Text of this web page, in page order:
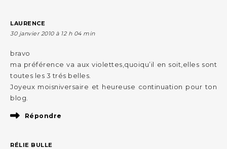
LAURENCE
30 janvier 2010 à 12 h 04 min
bravo
ma préférence va aux violettes,quoiqu’il en soit,elles sont
toutes les 3 trés belles.
Joyeux moisniversaire et heureuse continuation pour ton
blog.
Répondre
RÉLIE BULLE